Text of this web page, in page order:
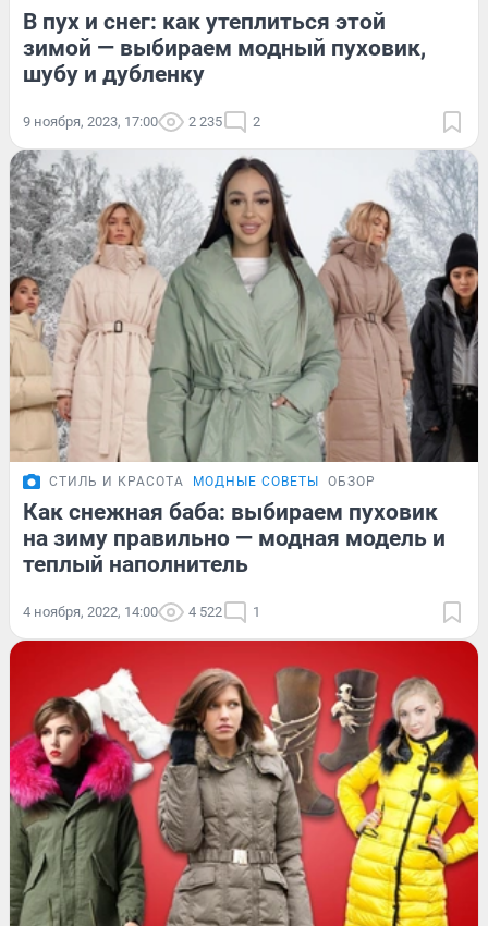
В пух и снег: как утеплиться этой
зимой — выбираем модный пуховик,
шубу и дубленку
9 ноября, 2023, 17:00 2 235 2
СТИЛЬ И КРАСОТА МОДНЫЕ СОВЕТЫ ОБЗОР
Как снежная баба: выбираем пуховик
на зиму правильно — модная модель и
теплый наполнитель
4 ноября, 2022, 14:00 4 522 1